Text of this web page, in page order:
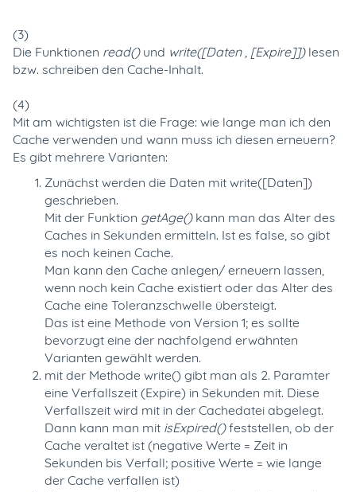
(3)
Die Funktionen read()und write([Daten , [Expire]])lesen
bzw. schreiben den Cache-Inhalt.
(4)
Mit am wichtigsten ist die Frage: wie lange man ich den
Cache verwenden und wann muss ich diesen erneuern?
Es gibt mehrere Varianten:
Zunächst werden die Daten mit write([Daten])
geschrieben.
Mit der Funktion getAge()kann man das Alter des
Caches in Sekunden ermitteln. Ist es false, so gibt
es noch keinen Cache.
Man kann den Cache anlegen/ erneuern lassen,
wenn noch kein Cache existiert oder das Alter des
Cache eine Toleranzschwelle übersteigt.
Das ist eine Methode von Version 1; es sollte
bevorzugt eine der nachfolgend erwähnten
Varianten gewählt werden.
mit der Methode write() gibt man als 2. Paramter
eine Verfallszeit (Expire) in Sekunden mit. Diese
Verfallszeit wird mit in der Cachedatei abgelegt.
Dann kann man mit isExpired()feststellen, ob der
Cache veraltet ist (negative Werte = Zeit in
Sekunden bis Verfall; positive Werte = wie lange
der Cache verfallen ist)